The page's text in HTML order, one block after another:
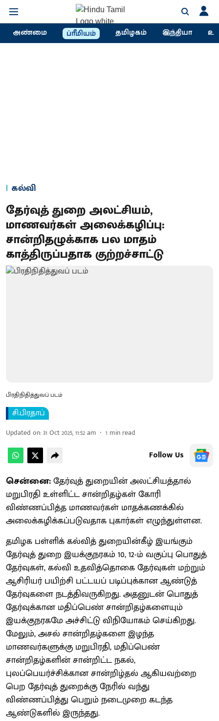
அண்மை ப்ரீமியம் தமிழகம் இந்தியா
கல்வி
தேர்வுத் துறை அலட்சியம்,
மாணவர்கள் அலைக்கழிப்பு:
சான்றிதழுக்காக பல மாதம்
காத்திருப்பதாக குற்றச்சாட்டு
பிரதிநிதித்துவப் படம்
சி.பிரதாப்
Updated on:31 Oct 2025, 11:52 am 1 min read
Follow Us
சென்னை:தேர்வுத் துறையின் அலட்சியத்தால்
மறுபிரதி உள்ளிட்ட சான்றிதழ்கள் கோரி
விண்ணப்பித்த மாணவர்கள் மாதக்கணக்கில்
அலைக்கழிக்கப்படுவதாக புகார்கள் எழுந்துள்ளன.
தமிழக பள்ளிக் கல்வித் துறையின்கீழ் இயங்கும்
தேர்வுத் துறை இயக்குநரகம் 10, 12-ம் வகுப்பு பொதுத்
தேர்வுகள், கல்வி உதவித்தொகை தேர்வுகள் மற்றும்
ஆசிரியர் பயிற்சி பட்டயப் படிப்புக்கான ஆண்டுத்
தேர்வுகளை நடத்திவருகிறது. அதனுடன் பொதுத்
தேர்வுக்கான மதிப்பெண் சான்றிதழ்களையும்
இயக்குநரகமே அச்சிட்டு விநியோகம் செய்கிறது.
மேலும், அசல் சான்றிதழ்களை இழந்த
மாணவர்களுக்கு மறுபிரதி, மதிப்பெண்
சான்றிதழ்களின் சான்றிட்ட நகல்,
புலப்பெயர்ச்சிக்கான சான்றிழ்தல் ஆகியவற்றை
பெற தேர்வுத் துறைக்கு நேரில் வந்து
விண்ணப்பித்து பெறும் நடைமுறை கடந்த
ஆண்டுகளில் இருந்தது.